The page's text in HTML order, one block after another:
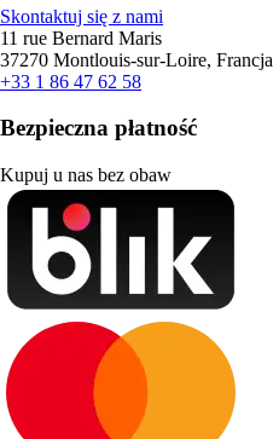
Skontaktuj się z nami
11 rue Bernard Maris
37270 Montlouis-sur-Loire, Francja
+33 1 86 47 62 58
Bezpieczna płatność
Kupuj u nas bez obaw